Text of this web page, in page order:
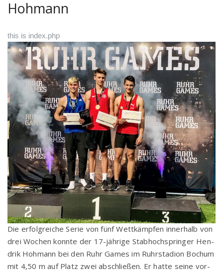
Hohmann
this is index.php
Die erfolg­rei­che Serie von fünf Wett­kämp­fen inner­halb von
drei Wochen konn­te der 17-jäh­ri­ge Stab­hoch­sprin­ger Hen­
drik Hoh­mann bei den Ruhr Games im Ruhr­sta­di­on Bochum
mit 4,50 m auf Platz zwei abschlie­ßen. Er hat­te sei­ne vor­